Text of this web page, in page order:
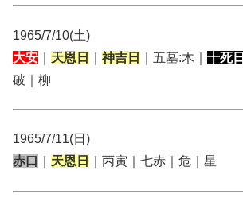
1965/7/10(土)
大安
天恩日 神吉日 ｜五墓:木｜ 十死日
破｜柳
1965/7/11(日)
赤口
天恩日 ｜丙寅｜七赤｜危｜星